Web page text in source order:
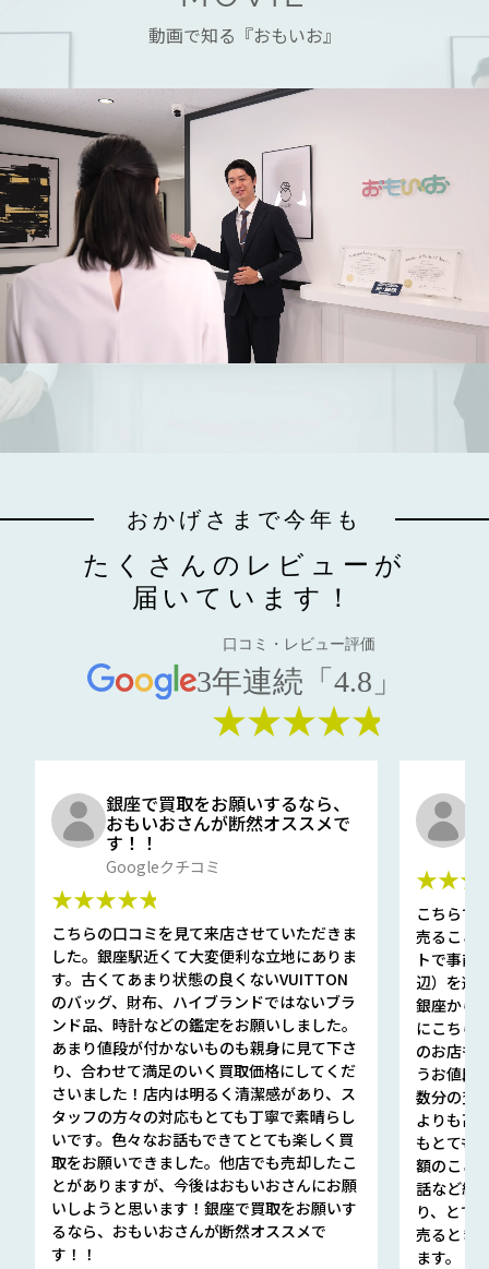
動画で知る『おもいお』
おかげさまで今年も
たくさんのレビューが
届いています！
口コミ・レビュー評価
3年連続「4.8」
★★★★★
銀座で買取をお願いするなら、
おもいおさんが断然オススメで
す！！
Googleクチコミ
★★★★★
こちらの口コミを見て来店させていただきま
した。銀座駅近くて大変便利な立地にありま
す。古くてあまり状態の良くないVUITTON
のバッグ、財布、ハイブランドではないブラ
ンド品、時計などの鑑定をお願いしました。
あまり値段が付かないものも親身に見て下さ
り、合わせて満足のいく買取価格にしてくだ
さいました！店内は明るく清潔感があり、ス
タッフの方々の対応もとても丁寧で素晴らし
いです。色々なお話もできてとても楽しく買
取をお願いできました。他店でも売却したこ
とがありますが、今後はおもいおさんにお願
いしようと思います！銀座で買取をお願いす
るなら、おもいおさんが断然オススメで
す！！
こちらで
売ること
トで事前
辺）を選
銀座から
にこちら
のお店も
うお値段
数分の査
よりも高
もとても
額のこと
話など細
り、とて
売るとき
ます。